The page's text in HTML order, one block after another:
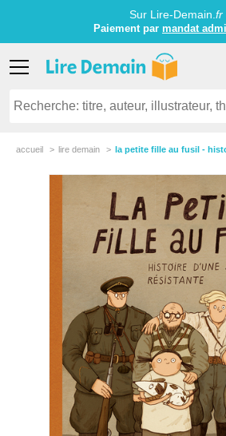
Sur Lire-Demain. fr
Paiement par mandat
accueil lire demain la petite fille au fusil -